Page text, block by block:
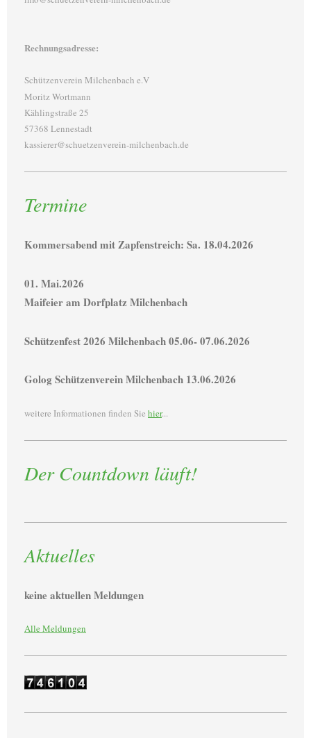
Rechnungsadresse:
Schützenverein Milchenbach e.V
Moritz Wortmann
Kählingstraße 25
57368 Lennestadt
kassierer@schuetzenverein-milchenbach.de
Termine
Kommersabend mit Zapfenstreich: Sa. 18.04.2026
01. Mai.2026
Maifeier am Dorfplatz Milchenbach
Schützenfest 2026 Milchenbach 05.06- 07.06.2026
Golog Schützenverein Milchenbach 13.06.2026
weitere Informationen finden Sie hier...
Der Countdown läuft!
Aktuelles
keine aktuellen Meldungen
Alle Meldungen